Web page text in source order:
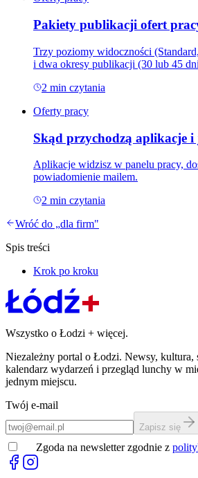
Pakiety publikacji ofert
Trzy poziomy widoczności
i dwa okresy publikacji (30 lub 45
2 min czytania
Oferty pracy
Skąd przychodzą aplikacje i
Aplikacje widzisz w panelu pracy,
powiadomienie mailem.
2 min czytania
Wróć do „dla firm"
Spis treści
Krok po kroku
Wszystko o Łodzi + więcej.
Niezależny portal o Łodzi. Newsy, kultura,
kalendarz wydarzeń i przegląd lunchy w
jednym miejscu.
Twój e-mail
Zapisz się
Zgoda na newsletter zgodnie z